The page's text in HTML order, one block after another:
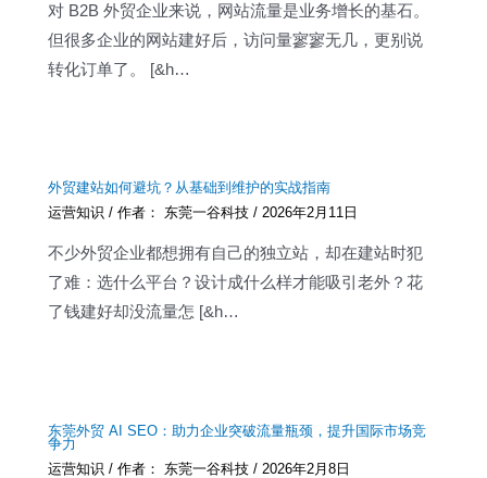
对 B2B 外贸企业来说，网站流量是业务增长的基石。
但很多企业的网站建好后，访问量寥寥无几，更别说
转化订单了。 [&h…
外贸建站如何避坑？从基础到维护的实战指南
运营知识 / 作者： 东莞一谷科技/ 2026年2月11日
不少外贸企业都想拥有自己的独立站，却在建站时犯
了难：选什么平台？设计成什么样才能吸引老外？花
了钱建好却没流量怎 [&h…
东莞外贸 AI SEO：助力企业突破流量瓶颈，提升国际市场竞
争力
运营知识 / 作者： 东莞一谷科技/ 2026年2月8日